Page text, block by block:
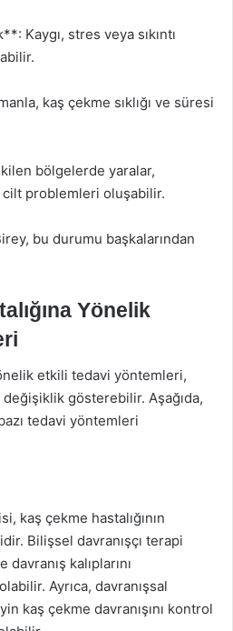
Kaygı, stres veya sıkıntı
kaş çekme sıklığı ve süresi
bölgelerde yaralar,
problemleri oluşabilir.
bu durumu başkalarından
Yönelik
etkili tedavi yöntemleri,
gösterebilir. Aşağıda,
tedavi yöntemleri
kaş çekme hastalığının
Bilişsel davranışçı terapi
kalıplarını
Ayrıca, davranışsal
kaş çekme davranışını kontrol